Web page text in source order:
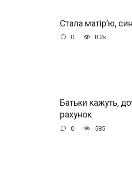
Стала матір’ю,
0 8.2к.
Батьки кажуть,
рахунок
0 585